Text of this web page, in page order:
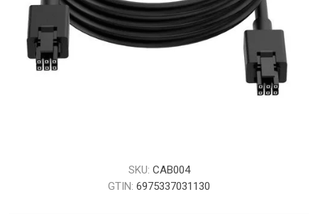
SKU: CAB004
GTIN: 6975337031130